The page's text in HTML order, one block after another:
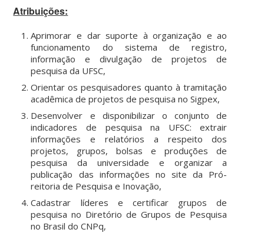
Atribuições:
Aprimorar e dar suporte à organização e ao
funcionamento do sistema de registro,
informação e divulgação de projetos de
pesquisa da UFSC,
Orientar os pesquisadores quanto à tramitação
acadêmica de projetos de pesquisa no Sigpex,
Desenvolver e disponibilizar o conjunto de
indicadores de pesquisa na UFSC: extrair
informações e relatórios a respeito dos
projetos, grupos, bolsas e produções de
pesquisa da universidade e organizar a
publicação das informações no site da Pró-
reitoria de Pesquisa e Inovação,
Cadastrar líderes e certificar grupos de
pesquisa no Diretório de Grupos de Pesquisa
no Brasil do CNPq,